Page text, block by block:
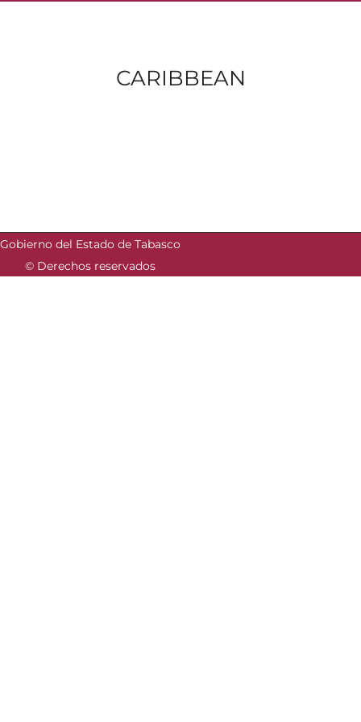
CARIBBEAN
Gobierno del Estado de Tabasco
© Derechos reservados